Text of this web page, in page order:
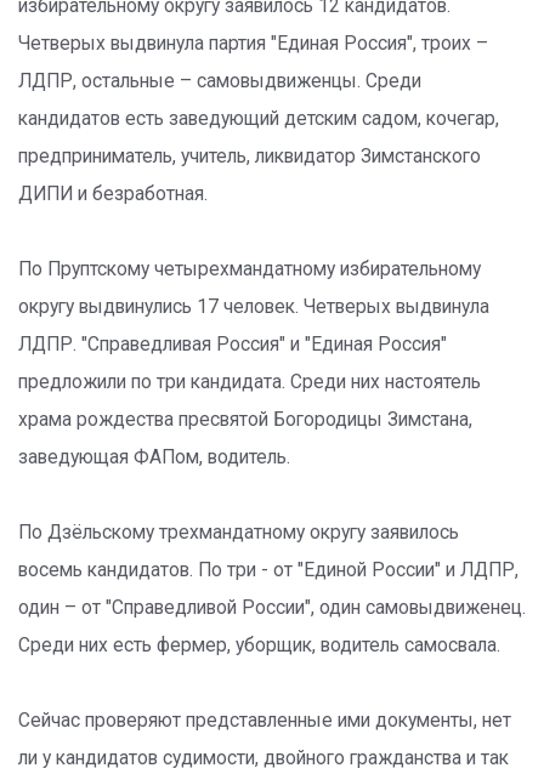
избирательному округу заявилось 12 кандидатов.
Четверых выдвинула партия "Единая Россия", троих –
ЛДПР, остальные – самовыдвиженцы. Среди
кандидатов есть заведующий детским садом, кочегар,
предприниматель, учитель, ликвидатор Зимстанского
ДИПИ и безработная.
По Пруптскому четырехмандатному избирательному
округу выдвинулись 17 человек. Четверых выдвинула
ЛДПР. "Справедливая Россия" и "Единая Россия"
предложили по три кандидата. Среди них настоятель
храма рождества пресвятой Богородицы Зимстана,
заведующая ФАПом, водитель.
По Дзёльскому трехмандатному округу заявилось
восемь кандидатов. По три - от "Единой России" и ЛДПР,
один – от "Справедливой России", один самовыдвиженец.
Среди них есть фермер, уборщик, водитель самосвала.
Сейчас проверяют представленные ими документы, нет
ли у кандидатов судимости, двойного гражданства и так